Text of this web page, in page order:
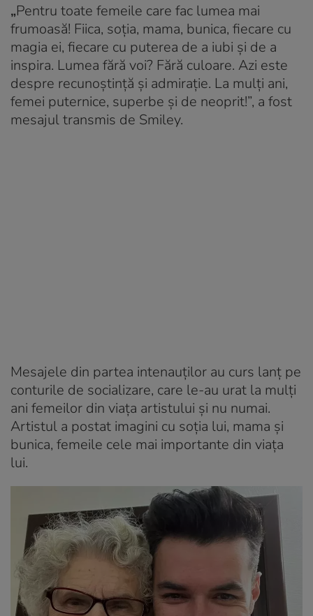
„Pentru toate femeile care fac lumea mai
frumoasă! Fiica, soția, mama, bunica, fiecare cu
magia ei, fiecare cu puterea de a iubi și de a
inspira. Lumea fără voi? Fără culoare. Azi este
despre recunoștință și admirație. La mulți ani,
femei puternice, superbe și de neoprit!”, a fost
mesajul transmis de Smiley.
Mesajele din partea intenauților au curs lanț pe
conturile de socializare, care le-au urat la mulți
ani femeilor din viața artistului și nu numai.
Artistul a postat imagini cu soția lui, mama și
bunica, femeile cele mai importante din viața
lui.